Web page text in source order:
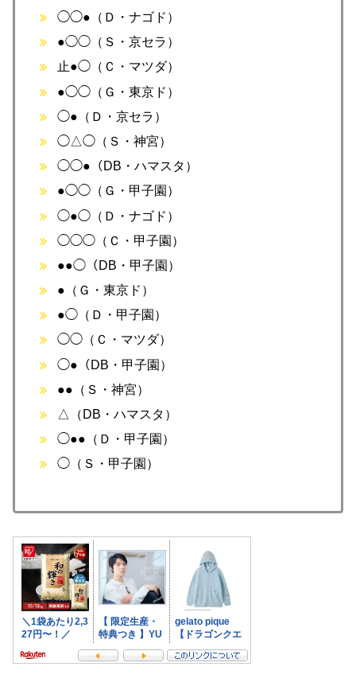
◯◯●（Ｄ・ナゴド）
●◯◯（Ｓ・京セラ）
止●◯（Ｃ・マツダ）
●◯◯（Ｇ・東京ド）
◯●（Ｄ・京セラ）
◯△◯（Ｓ・神宮）
◯◯●（DB・ハマスタ）
●◯◯（Ｇ・甲子園）
◯●◯（Ｄ・ナゴド）
◯◯◯（Ｃ・甲子園）
●●◯（DB・甲子園）
●（Ｇ・東京ド）
●◯（Ｄ・甲子園）
◯◯（Ｃ・マツダ）
◯●（DB・甲子園）
●●（Ｓ・神宮）
△（DB・ハマスタ）
◯●●（Ｄ・甲子園）
◯（Ｓ・甲子園）